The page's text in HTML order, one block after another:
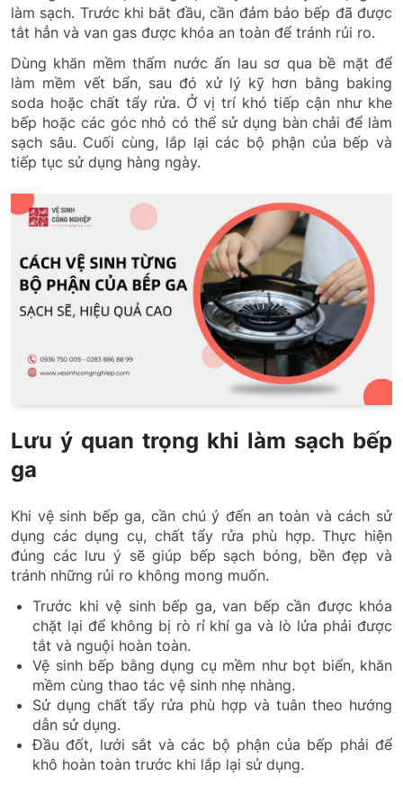
làm sạch. Trước khi bắt đầu, cần đảm bảo bếp đã được
tắt hẳn và van gas được khóa an toàn để tránh rủi ro.
Dùng khăn mềm thấm nước ấn lau sơ qua bề mặt để
làm mềm vết bẩn, sau đó xử lý kỹ hơn bằng baking
soda hoặc chất tẩy rửa. Ở vị trí khó tiếp cận như khe
bếp hoặc các góc nhỏ có thể sử dụng bàn chải để làm
sạch sâu. Cuối cùng, lắp lại các bộ phận của bếp và
tiếp tục sử dụng hàng ngày.
Lưu ý quan trọng khi làm sạch bếp
ga
Khi vệ sinh bếp ga, cần chú ý đến an toàn và cách sử
dụng các dụng cụ, chất tẩy rửa phù hợp. Thực hiện
đúng các lưu ý sẽ giúp bếp sạch bóng, bền đẹp và
tránh những rủi ro không mong muốn.
Trước khi vệ sinh bếp ga, van bếp cần được khóa
chặt lại để không bị rò rỉ khí ga và lò lửa phải được
tắt và nguội hoàn toàn.
Vệ sinh bếp bằng dụng cụ mềm như bọt biển, khăn
mềm cùng thao tác vệ sinh nhẹ nhàng.
Sử dụng chất tẩy rửa phù hợp và tuân theo hướng
dẫn sử dụng.
Đầu đốt, lưới sắt và các bộ phận của bếp phải để
khô hoàn toàn trước khi lắp lại sử dụng.